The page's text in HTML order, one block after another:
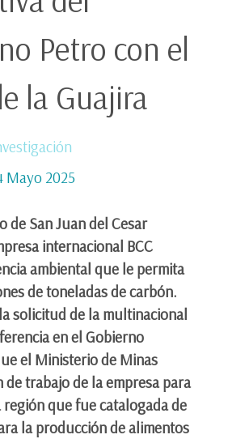
Petro con el
la Guajira
Mayo 2025
de San Juan del Cesar
internacional BCC
ambiental que le permita
de toneladas de carbón.
solicitud de la multinacional
en el Gobierno
el Ministerio de Minas
trabajo de la empresa para
que fue catalogada de
la producción de alimentos